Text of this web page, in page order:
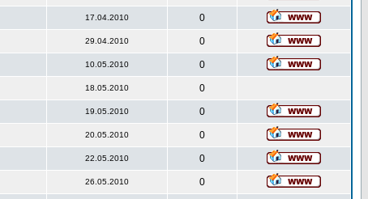
17.04.2010 0
29.04.2010 0
10.05.2010 0
18.05.2010 0
19.05.2010 0
20.05.2010 0
22.05.2010 0
26.05.2010 0